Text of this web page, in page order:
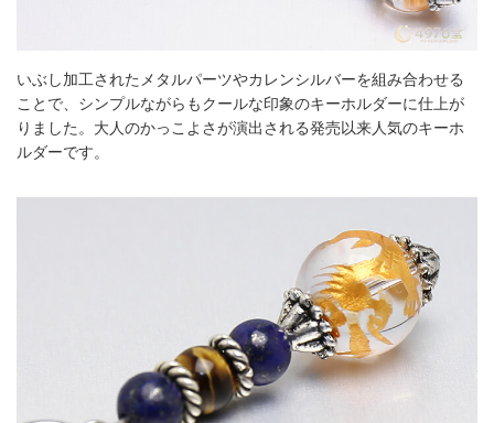
いぶし加工されたメタルパーツやカレンシルバーを組み合わせる
ことで、シンプルながらもクールな印象のキーホルダーに仕上が
りました。大人のかっこよさが演出される発売以来人気のキーホ
ルダーです。